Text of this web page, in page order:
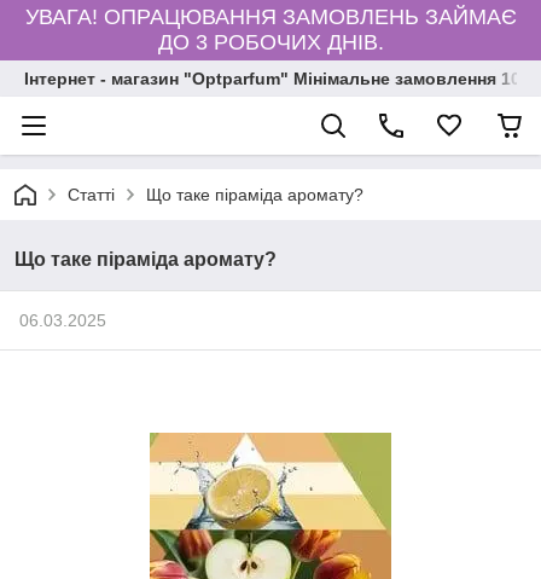
УВАГА! ОПРАЦЮВАННЯ ЗАМОВЛЕНЬ ЗАЙМАЄ
ДО 3 РОБОЧИХ ДНІВ.
Інтернет - магазин "Optparfum" Мінімальне замовлення
Статті Що таке піраміда аромату?
Що таке піраміда аромату?
06.03.2025